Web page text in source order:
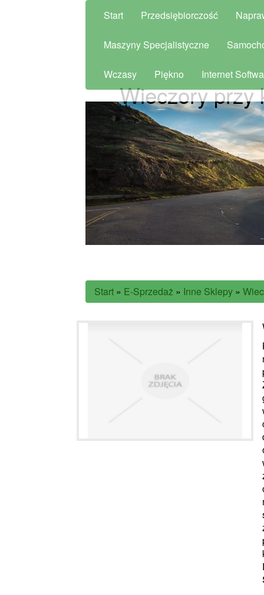
Start Przedsiębiorczość
Maszyny Specjalistyczne
Wczasy Piękno Internet
Wieczory przy
Start » E-Sprzedaż » Inne Sklepy »